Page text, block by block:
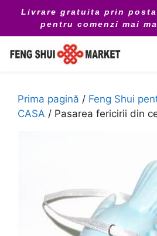
conținut
Livrare gratuita prin
pentru comenzi mai
Prima pagină / Feng Shui
CASA / Pasarea fericirii din